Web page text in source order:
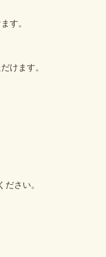
す。
けます。
さい。